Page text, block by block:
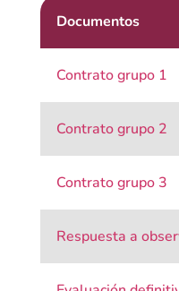
Documentos
Contrato grupo 1
Contrato grupo 2
Contrato grupo 3
Respuesta a